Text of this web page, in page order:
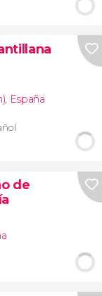
, España
de